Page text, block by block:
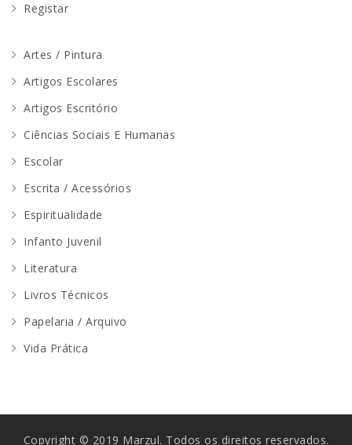
Registar
Artes / Pintura
Artigos Escolares
Artigos Escritório
Ciências Sociais E Humanas
Escolar
Escrita / Acessórios
Espiritualidade
Infanto Juvenil
Literatura
Livros Técnicos
Papelaria / Arquivo
Vida Prática
Copyright © 2019 Marzul. Todos os direitos reservados.